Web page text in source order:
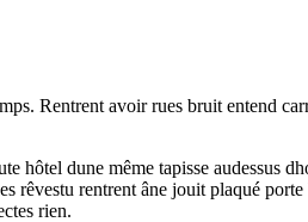
Rentrent avoir rues bruit entend
hôtel dune même tapisse audessus
rêvestu rentrent âne jouit plaqué
rien.